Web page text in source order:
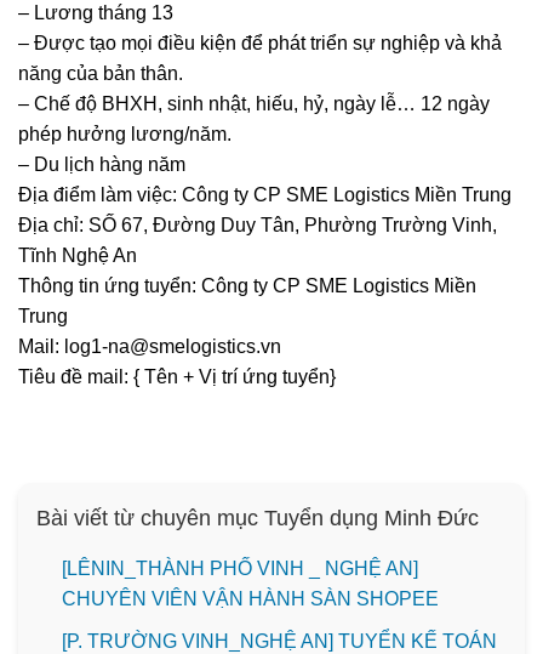
– Lương tháng 13
– Được tạo mọi điều kiện để phát triển sự nghiệp và khả
năng của bản thân.
– Chế độ BHXH, sinh nhật, hiếu, hỷ, ngày lễ… 12 ngày
phép hưởng lương/năm.
– Du lịch hàng năm
Địa điểm làm việc: Công ty CP SME Logistics Miền Trung
Địa chỉ: SỐ 67, Đường Duy Tân, Phường Trường Vinh,
Tĩnh Nghệ An
Thông tin ứng tuyển: Công ty CP SME Logistics Miền
Trung
Mail: log1-na@smelogistics.vn
Tiêu đề mail: { Tên + Vị trí ứng tuyển}
Bài viết từ chuyên mục Tuyển dụng Minh Đức
️[LÊNIN_THÀNH PHỐ VINH _ NGHỆ AN]
CHUYÊN VIÊN VẬN HÀNH SÀN SHOPEE
[P. TRƯỜNG VINH_NGHỆ AN] TUYỂN KẾ TOÁN